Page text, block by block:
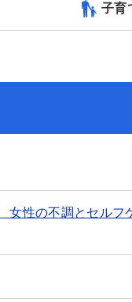
子育
性の不調とセルフ